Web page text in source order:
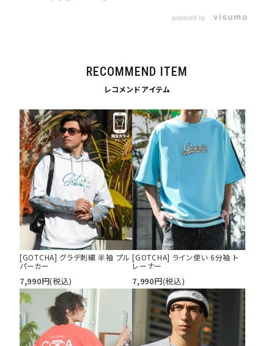
36inc
38inc
KIDS
tune 絞り込んで検索する
powered by
RECOMMEND ITEM
レコメンドアイテム
[GOTCHA] グラデ刺繍 半袖 プル
パーカー
7,990円(税込)
[GOTCHA] ライン使い 6分袖 ト
レーナー
7,990円(税込)